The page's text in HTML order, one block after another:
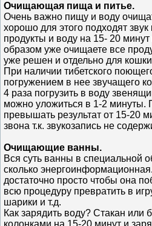
Очищающая пища и питье.
Очень важно пищу и воду
хорошо для этого подходят
продукты и воду на 15- 20
образом уже очищаете все
уже решен и отдельно для
При наличии тибетского
погружением в нее звучащего
4 раза погрузить в воду
можно уложиться в 1-2 минуты.
превышать результат от 15-20
звона т.к. звукозапись не
Очищающие ванны.
Вся суть ванны в специальной
сколько
достаточно просто чтобы она
всю процедуру превратить в
шарики и т.д.
Как зарядить воду? Стакан
колонками на 15-20 минут и